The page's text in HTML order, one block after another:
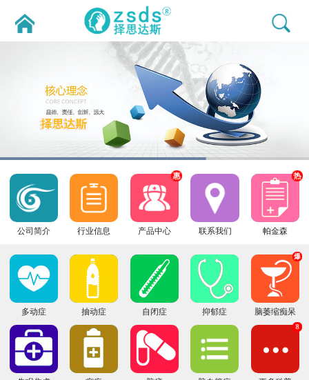
公司简介 行业信息 产品中心
惠
联系我们 帕金森
热
多动症 抽动症 自闭症 抑郁症 脑萎缩痴呆
爆
8